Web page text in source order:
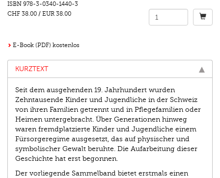
ISBN 978-3-0340-1440-3
CHF 38.00 / EUR 38.00
E-Book (PDF) kostenlos
KURZTEXT
Seit dem ausgehenden 19. Jahrhundert wurden
Zehntausende Kinder und Jugendliche in der Schweiz
von ihren Familien getrennt und in Pflegefamilien oder
Heimen untergebracht. Über Generationen hinweg
waren fremdplatzierte Kinder und Jugendliche einem
Fürsorgeregime ausgesetzt, das auf physischer und
symbolischer Gewalt beruhte. Die Aufarbeitung dieser
Geschichte hat erst begonnen.
Der vorliegende Sammelband bietet erstmals einen